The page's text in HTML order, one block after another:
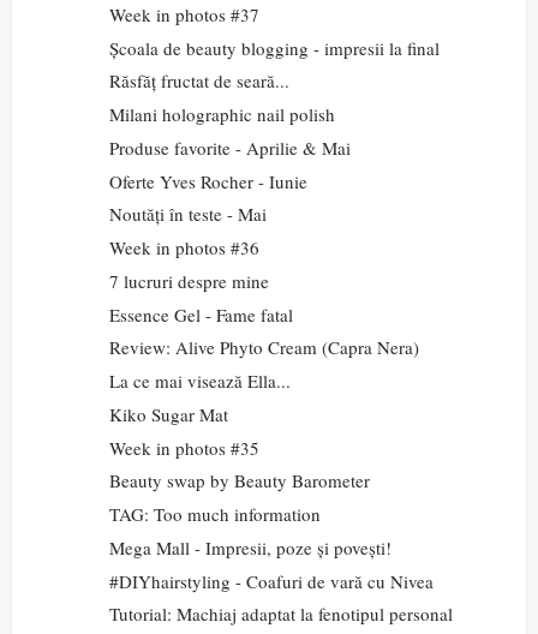
Week in photos #37
Școala de beauty blogging - impresii la final
Răsfăț fructat de seară...
Milani holographic nail polish
Produse favorite - Aprilie & Mai
Oferte Yves Rocher - Iunie
Noutăți în teste - Mai
Week in photos #36
7 lucruri despre mine
Essence Gel - Fame fatal
Review: Alive Phyto Cream (Capra Nera)
La ce mai visează Ella...
Kiko Sugar Mat
Week in photos #35
Beauty swap by Beauty Barometer
TAG: Too much information
Mega Mall - Impresii, poze și povești!
#DIYhairstyling - Coafuri de vară cu Nivea
Tutorial: Machiaj adaptat la fenotipul personal